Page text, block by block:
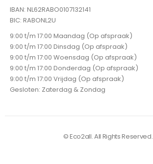
IBAN: NL62RABO0107132141
BIC: RABONL2U
9:00 t/m 17:00 Maandag (Op afspraak)
9:00 t/m 17:00 Dinsdag (Op afspraak)
9:00 t/m 17:00 Woensdag (Op afspraak)
9:00 t/m 17:00 Donderdag (Op afspraak)
9:00 t/m 17:00 Vrijdag (Op afspraak)
Gesloten: Zaterdag & Zondag
© Eco2all. All Rights Reserved.